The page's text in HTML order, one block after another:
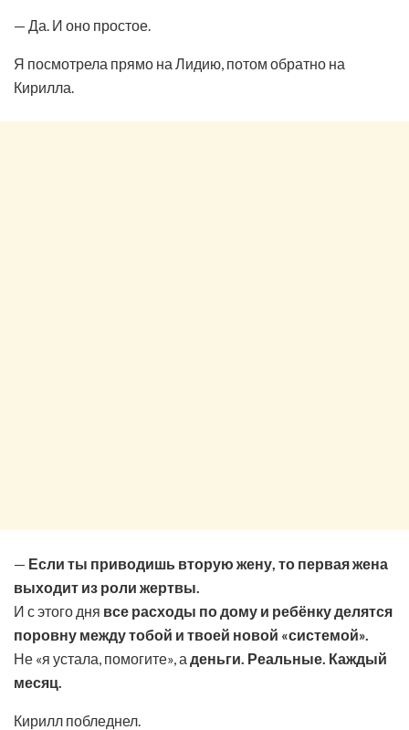
— Да. И оно простое.
Я посмотрела прямо на Лидию, потом обратно на
Кирилла.
— Если ты приводишь вторую жену, то первая жена
выходит из роли жертвы.
И с этого дня все расходы по дому и ребёнку делятся
поровну между тобой и твоей новой «системой».
Не «я устала, помогите», а деньги. Реальные. Каждый
месяц.
Кирилл побледнел.